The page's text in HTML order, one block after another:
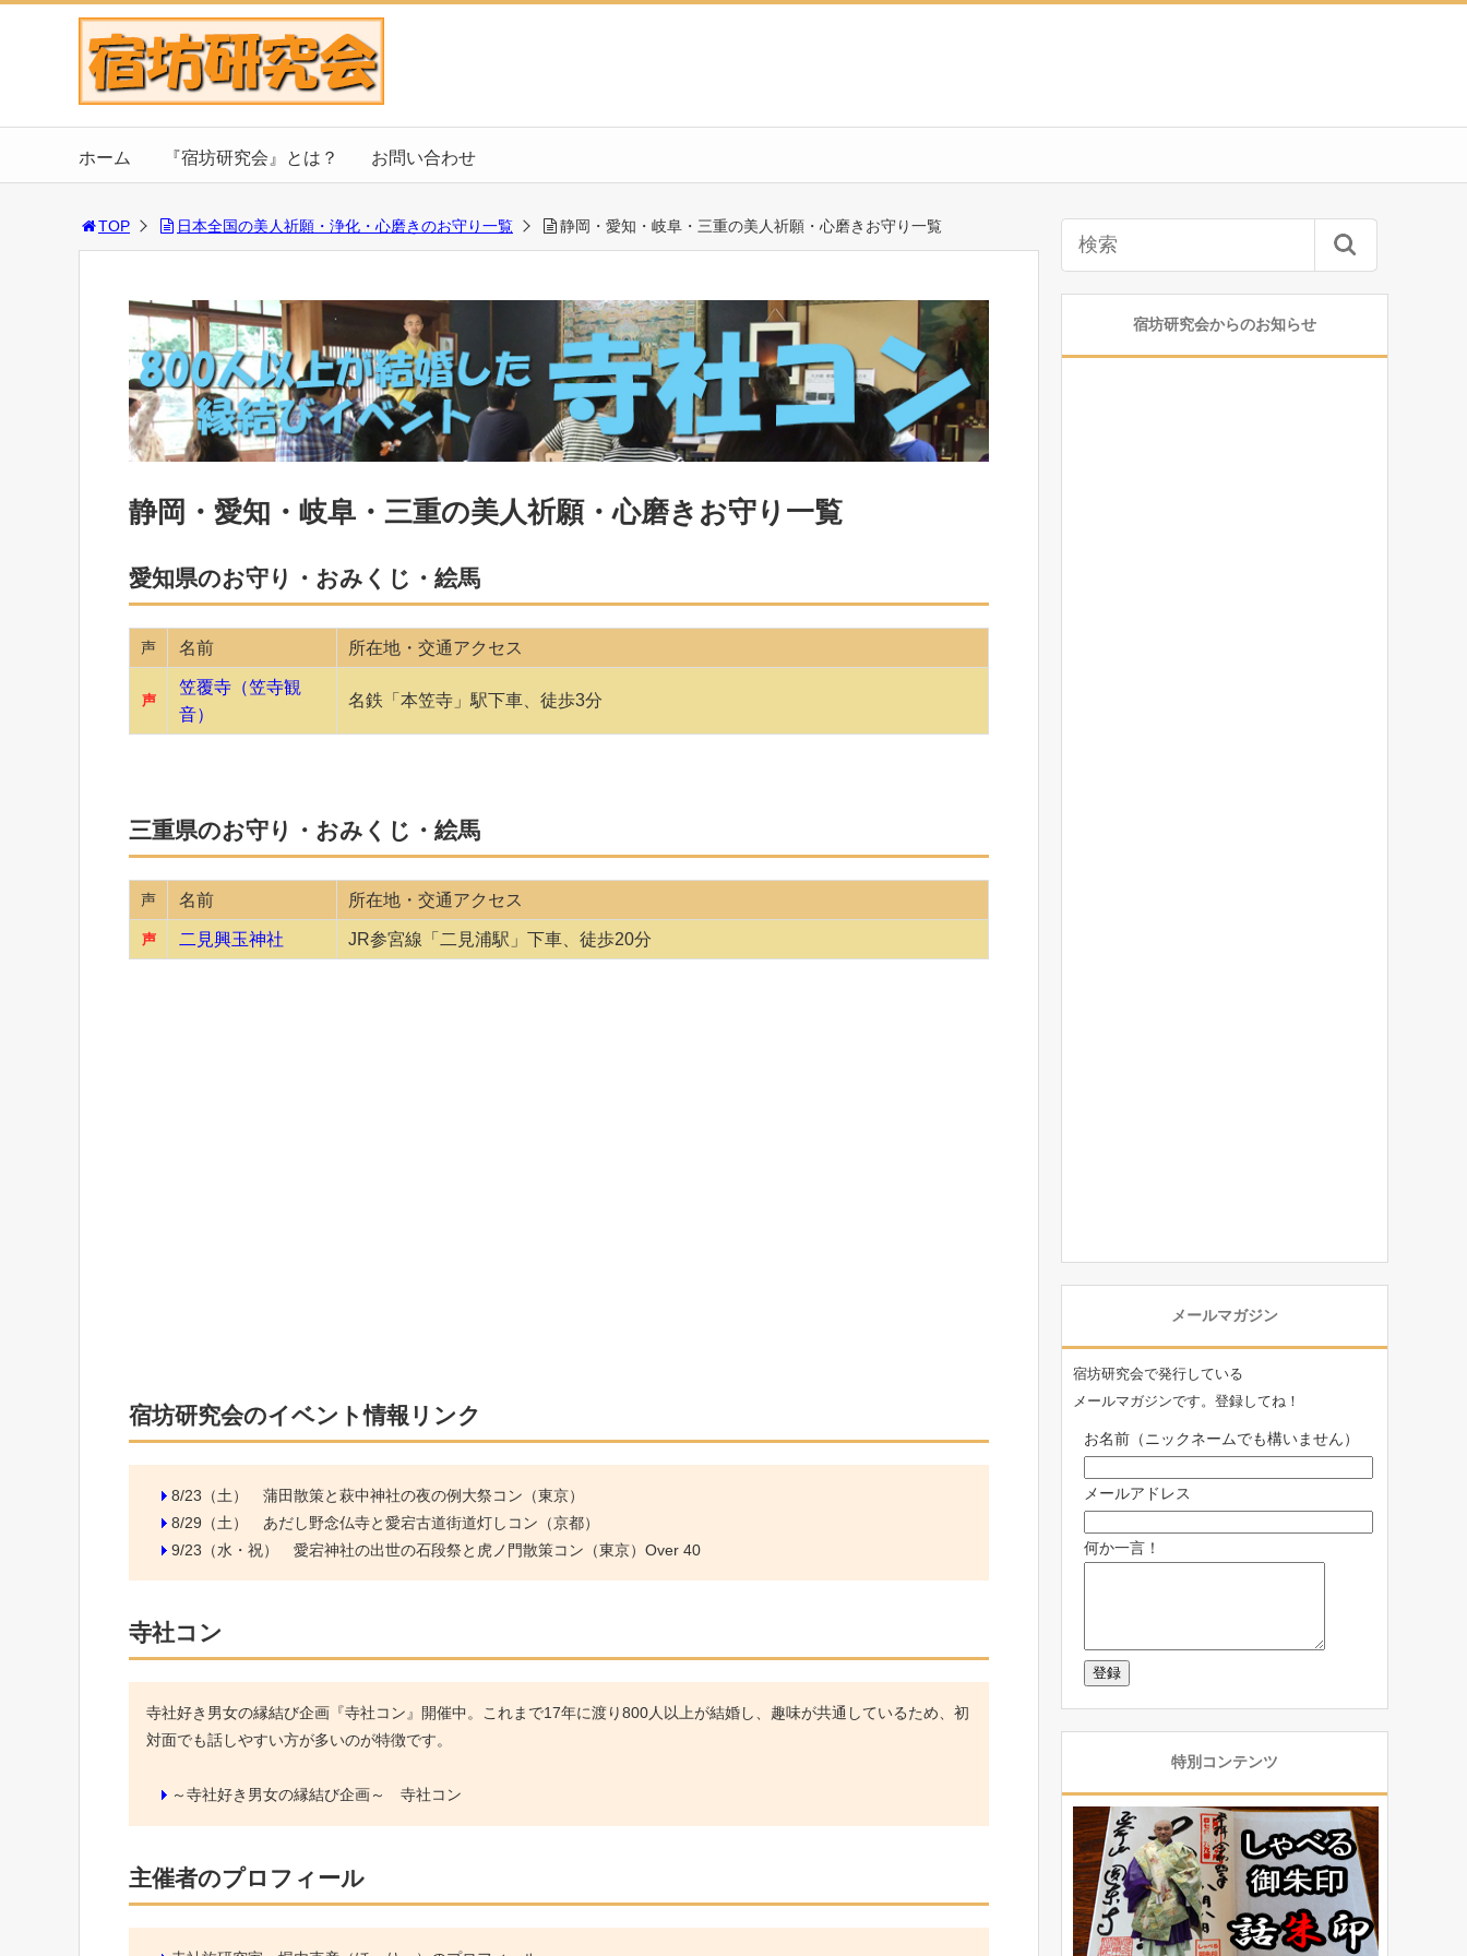
ホーム 『宿坊研究会』とは？ お問い合わせ
TOP 日本全国の美人祈願・浄化・心磨きのお守り一覧 静岡・愛知・岐阜・三重の美人祈願・心磨きお守り一覧
静岡・愛知・岐阜・三重の美人祈願・心磨きお守り一覧
愛知県のお守り・おみくじ・絵馬
声 名前 所在地・交通アクセス
声
笠覆寺（笠寺観
音）
名鉄「本笠寺」駅下車、徒歩3分
三重県のお守り・おみくじ・絵馬
声 名前 所在地・交通アクセス
声 二見興玉神社 JR参宮線「二見浦駅」下車、徒歩20分
宿坊研究会のイベント情報リンク
8/23（土） 蒲田散策と萩中神社の夜の例大祭コン（東京）
8/29（土） あだし野念仏寺と愛宕古道街道灯しコン（京都）
9/23（水・祝） 愛宕神社の出世の石段祭と虎ノ門散策コン（東京）Over 40
寺社コン
寺社好き男女の縁結び企画『寺社コン』開催中。これまで17年に渡り800人以上が結婚し、趣味が共通しているため、初
対面でも話しやすい方が多いのが特徴です。
～寺社好き男女の縁結び企画～ 寺社コン
主催者のプロフィール
宿坊研究会からのお知らせ
メールマガジン
宿坊研究会で発行している
メールマガジンです。登録してね！
お名前（ニックネームでも構いません）
メールアドレス
何か一言！
特別コンテンツ